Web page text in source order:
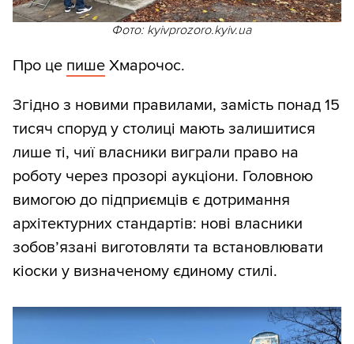
Фото: kyivprozoro.kyiv.ua
Про це пише Хмарочос.
Згідно з новими правилами, замість понад 15
тисяч споруд у столиці мають залишитися
лише ті, чиї власники виграли право на
роботу через прозорі аукціони. Головною
вимогою до підприємців є дотримання
архітектурних стандартів: нові власники
зобов’язані виготовляти та встановлювати
кіоски у визначеному єдиному стилі.